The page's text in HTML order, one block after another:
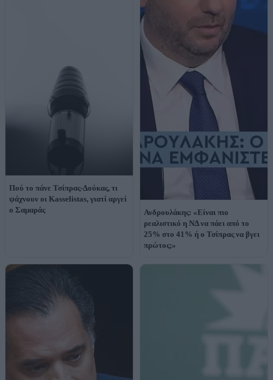
Πού το πάνε Τσίπρας-Δούκας, τι
ψάχνουν οι Kasselistas, γιατί αργεί
ο Σαμαράς
Ανδρουλάκης: «Είναι πιο
ρεαλιστικό η ΝΔ να πάει από το
25% στο 41% ή ο Τσίπρας να βγει
πρώτος;»